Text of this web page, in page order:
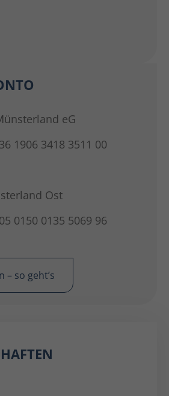
eG
1906 3418 3511 00
Ost
0150 0135 5069 96
– so geht’s